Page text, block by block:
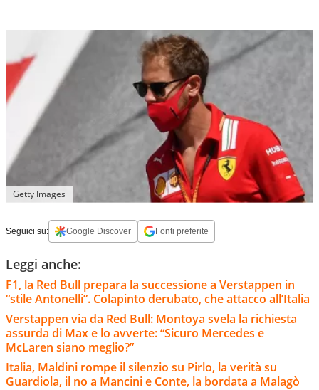
Getty Images
Seguici su: Google Discover Fonti preferite
Leggi anche:
F1, la Red Bull prepara la successione a Verstappen in
“stile Antonelli”. Colapinto derubato, che attacco all’Italia
Verstappen via da Red Bull: Montoya svela la richiesta
assurda di Max e lo avverte: “Sicuro Mercedes e
McLaren siano meglio?”
Italia, Maldini rompe il silenzio su Pirlo, la verità su
Guardiola, il no a Mancini e Conte, la bordata a Malagò